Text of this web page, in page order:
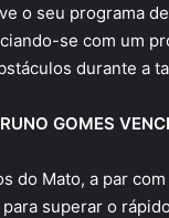
o seu programa
se com um
durante a
GOMES
do Mato, a par
superar o